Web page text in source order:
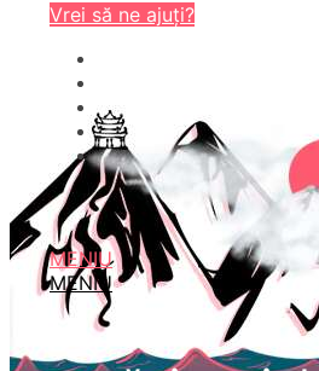
Vrei să ne ajuți?
MENIU
MENIU